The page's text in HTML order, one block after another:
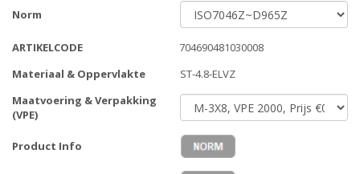
Norm
ARTIKELCODE
704690481030008
Materiaal & Oppervlakte
ST-4.8-ELVZ
Maatvoering & Verpakking
(VPE)
Product Info